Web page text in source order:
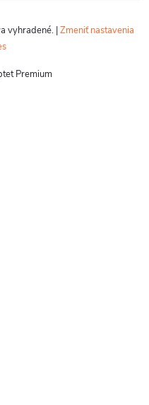
Premium
vyhradené. |Zmeniť nastavenia